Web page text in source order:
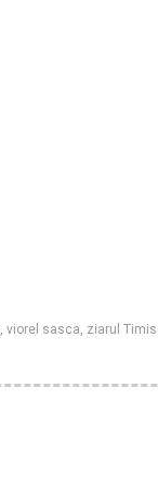
, viorel sasca, ziarul